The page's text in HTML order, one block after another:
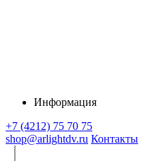
Информация
+7 (4212) 75 70 75
shop@arlightdv.ru Контакты